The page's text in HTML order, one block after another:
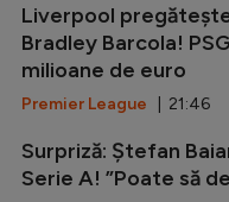
Liverpool
Bradley Barcola!
milioane de euro
Premier League | 21:46
Surpriză: Ștefan
Serie A! ”Poate să